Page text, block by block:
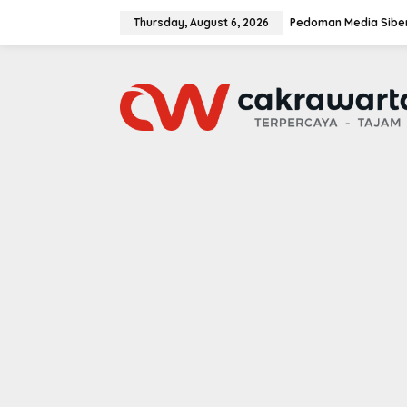
Thursday, August 6, 2026 Pedoman Media